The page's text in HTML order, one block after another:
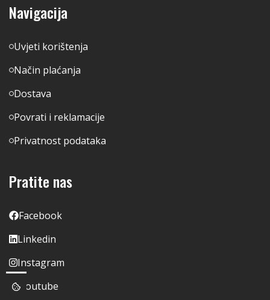
Navigacija
Uvjeti korištenja
Način plaćanja
Dostava
Povrati i reklamacije
Privatnost podataka
Pratite nas
Facebook
Linkedin
Instagram
Youtube